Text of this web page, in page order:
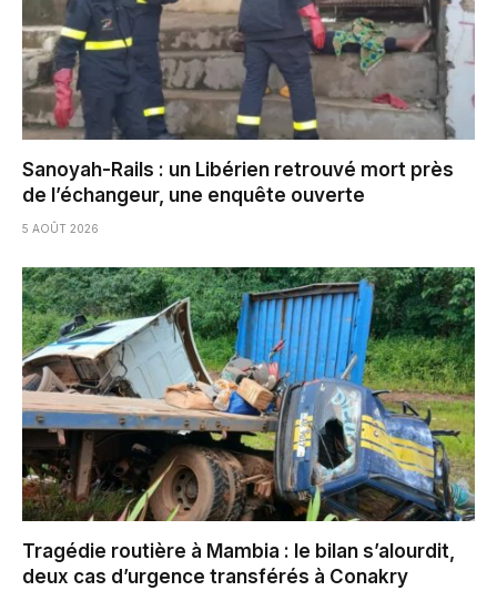
Sanoyah-Rails : un Libérien retrouvé mort près
de l’échangeur, une enquête ouverte
5 AOÛT 2026
Tragédie routière à Mambia : le bilan s’alourdit,
deux cas d’urgence transférés à Conakry